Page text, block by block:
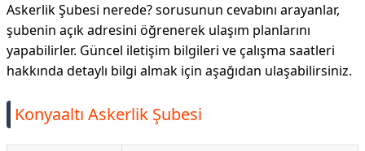
Askerlik Şubesi nerede? sorusunun cevabını arayanlar,
şubenin açık adresini öğrenerek ulaşım planlarını
yapabilirler. Güncel iletişim bilgileri ve çalışma saatleri
hakkında detaylı bilgi almak için aşağıdan ulaşabilirsiniz.
Konyaaltı Askerlik Şubesi